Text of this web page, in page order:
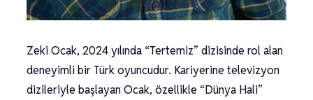
Zeki Ocak, 2024 yılında “Tertemiz” dizisinde rol alan
deneyimli bir Türk oyuncudur. Kariyerine televizyon
dizileriyle başlayan Ocak, özellikle “Dünya Hali”